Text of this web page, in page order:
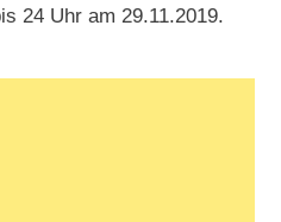
24 Uhr am 29.11.2019.